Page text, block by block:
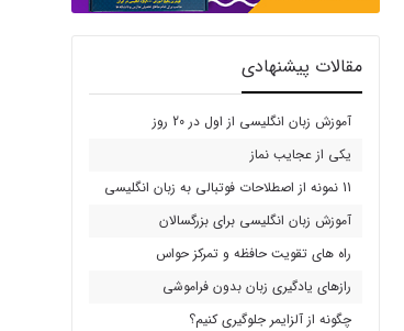
مقالات پیشنهادی
آموزش زبان انگلیسی از اول در 20 روز
یکی از عجایب نماز
11 نمونه از اصطلاحات فوتبالی به زبان انگلیسی
آموزش زبان انگلیسی برای بزرگسالان
راه های تقویت حافظه و تمرکز حواس
رازهای یادگیری زبان بدون فراموشی
چگونه از آلزایمر جلوگیری کنیم؟